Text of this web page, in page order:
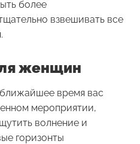
более
взвешивать все
женщин
время вас
мероприятии,
волнение и
горизонты